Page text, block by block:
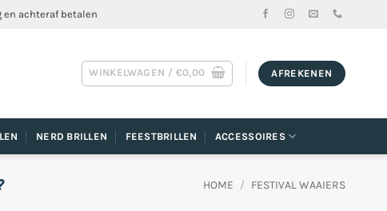
en achteraf betalen
WINKELWAGEN / €0,00 AFREKENEN
NERD BRILLEN FEESTBRILLEN ACCESSOIRES
HOME / FESTIVAL WAAIERS